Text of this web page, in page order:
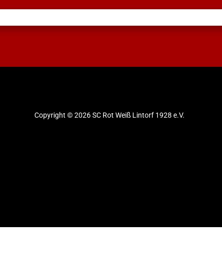
Copyright © 2026 SC Rot Weiß Lintorf 1928 e.V.